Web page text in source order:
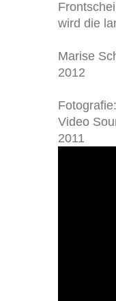
wird die
Marise
2012
Video
2011